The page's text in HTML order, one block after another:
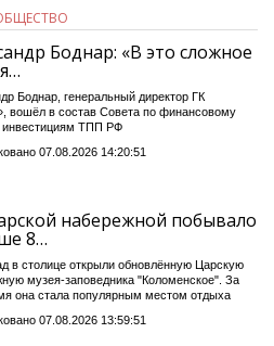
Боднар: «В это сложное
Боднар, генеральный директор ГК
вошёл в состав Совета по финансовому
инвестициям ТПП РФ
07.08.2026 14:20:51
набережной побывало
8…
в столице открыли обновлённую Царскую
музея-заповедника "Коломенское". За
она стала популярным местом отдыха
07.08.2026 13:59:51